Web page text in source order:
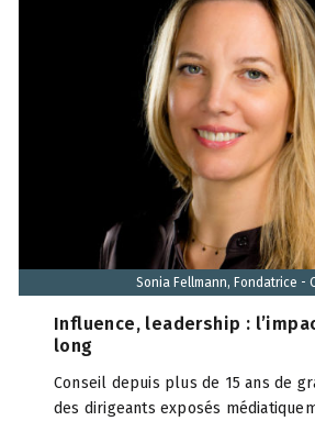
Sonia Fellmann, Fondatrice -
Influence, leadership :
long
Conseil depuis plus de 15 ans de
des dirigeants exposés